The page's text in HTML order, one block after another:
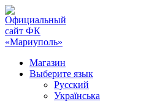
Магазин
Выберите язык
Русский
Українська